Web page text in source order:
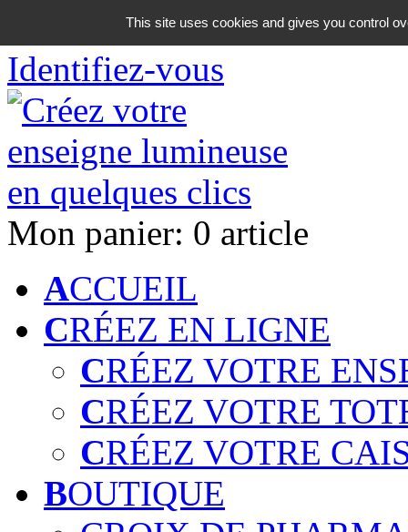
06 18 42 08 59
Identifiez-vous
Mon panier: 0 article
ACCUEIL
CRÉEZ EN LIGNE
CRÉEZ VOTRE
CRÉEZ VOTRE
CRÉEZ VOTRE
BOUTIQUE
This site uses cookies and gives you control